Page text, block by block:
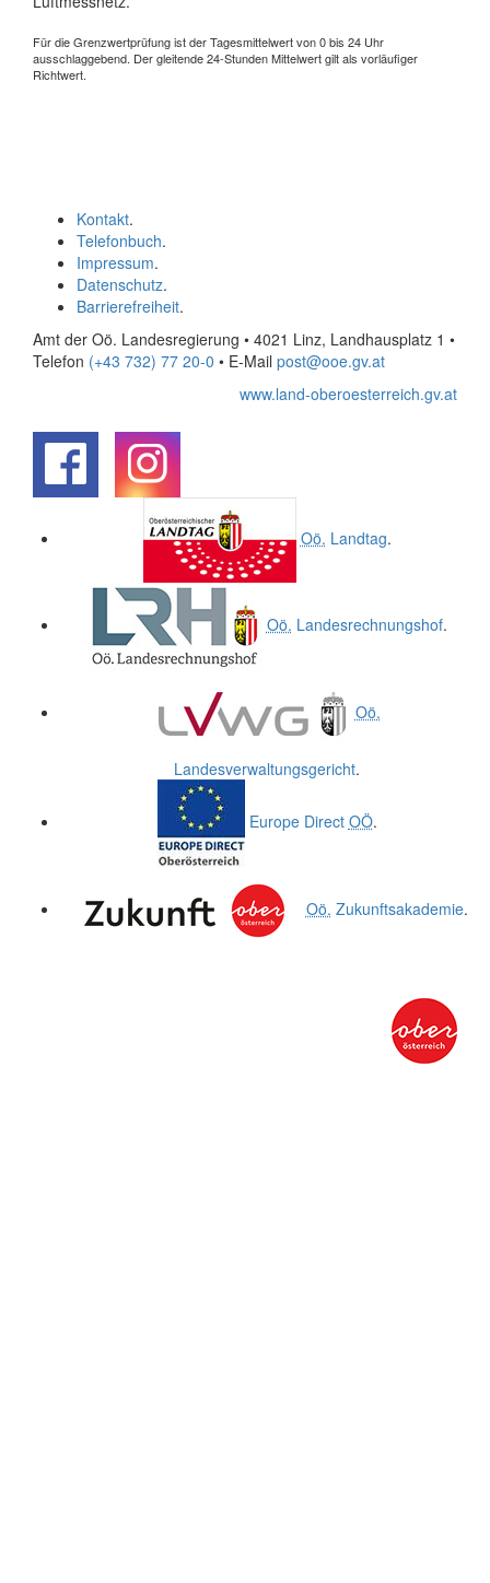
Für die Grenzwertprüfung ist der Tagesmittelwert von 0 bis 24 Uhr
ausschlaggebend. Der gleitende 24-Stunden Mittelwert gilt als vorläufiger
Richtwert.
Kontakt.
Telefonbuch.
Impressum.
Datenschutz.
Barrierefreiheit.
Amt der Oö. Landesregierung • 4021 Linz, Landhausplatz 1 •
Telefon (+43 732) 77 20-0 • E-Mail post@ooe.gv.at
www.land-oberoesterreich.gv.at
Oö. Landtag.
Oö. Landesrechnungshof.
Oö.
Landesverwaltungsgericht.
Europe Direct OÖ.
Oö. Zukunftsakademie.